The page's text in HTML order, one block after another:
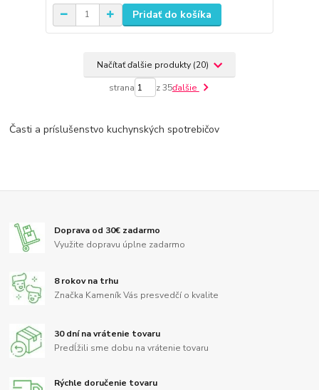
Pridať do košíka
Načítať ďalšie produkty (20)
strana z 35ďalšie
Časti a príslušenstvo kuchynských spotrebičov
Doprava od 30€ zadarmo
Využite dopravu úplne zadarmo
8 rokov na trhu
Značka Kameník Vás presvedčí o kvalite
30 dní na vrátenie tovaru
Predĺžili sme dobu na vrátenie tovaru
Rýchle doručenie tovaru